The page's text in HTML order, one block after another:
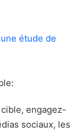
étude de
engagez-
sociaux, les